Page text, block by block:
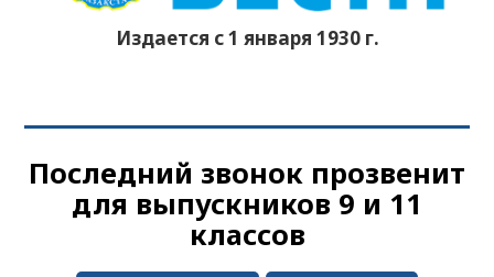
Издается с 1 января 1930 г.
Последний звонок прозвенит
для выпускников 9 и 11
классов